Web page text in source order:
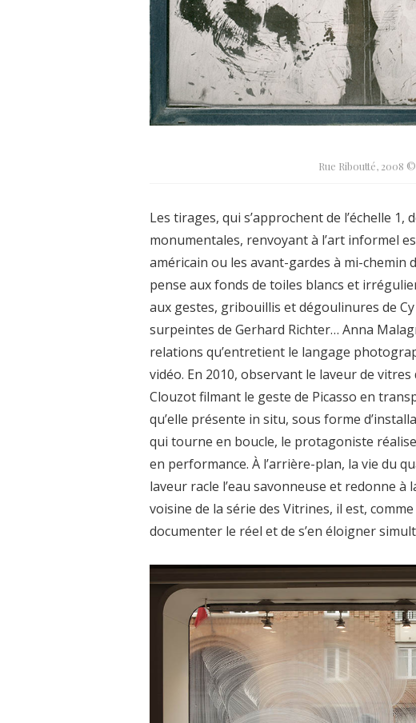
Rue Riboutté, 2008
Les tirages, qui s’approchent de l’échelle
monumentales, renvoyant à l’art informel
américain ou les avant-gardes à mi-chemin
pense aux fonds de toiles blancs et
aux gestes, gribouillis et dégoulinures de
surpeintes de Gerhard Richter… Anna
relations qu’entretient le langage
vidéo. En 2010, observant le laveur de vitres
Clouzot filmant le geste de Picasso en
qu’elle présente in situ, sous forme
qui tourne en boucle, le protagoniste
en performance. À l’arrière-plan, la vie du
laveur racle l’eau savonneuse et redonne
voisine de la série des Vitrines, il est,
documenter le réel et de s’en éloigner